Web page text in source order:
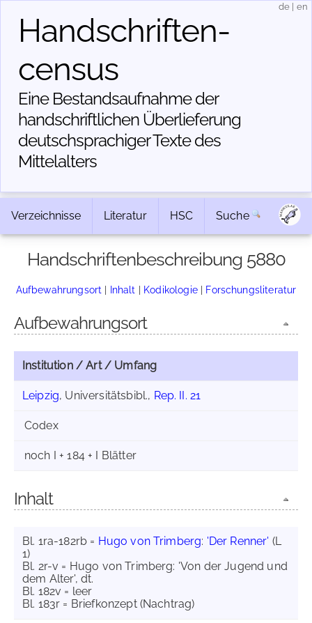
Handschriften­
census
Eine Bestandsaufnahme der
handschriftlichen Über­lieferung
deutschsprachiger Texte des
Mittelalters
de en
Verzeichnisse Literatur HSC Suche
Handschriftenbeschreibung 5880
Aufbewahrungsort | Inhalt | Kodikologie| Forschungsliteratur
Aufbewahrungsort
Institution / Art / Umfang
Leipzig, Universitätsbibl., Rep. II. 21
Codex
noch I + 184 + I Blätter
Inhalt
Bl. 1ra-182rb = Hugo von Trimberg: 'Der Renner' (L
1)
Bl. 2r-v = Hugo von Trimberg: 'Von der Jugend und
dem Alter', dt.
Bl. 182v = leer
Bl. 183r = Briefkonzept (Nachtrag)